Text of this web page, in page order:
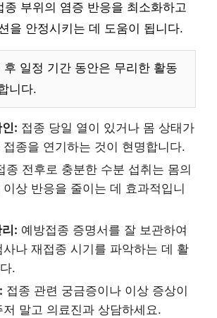
종 부위의 염증 반응을 최소화하고
을 안정시키는 데 도움이 됩니다.
후 일정 기간 동안은 무리한 활동
니다.
: 접종 당일 열이 있거나 몸 상태가
종을 연기하는 것이 현명합니다.
종 전후로 충분한 수분 섭취는 몸의
상 반응을 줄이는 데 효과적입니
: 예방접종 증명서를 잘 보관하여
사나 재접종 시기를 파악하는 데 활
.
접종 관련 궁금증이나 이상 증상이
말고 의료진과 상담하세요.